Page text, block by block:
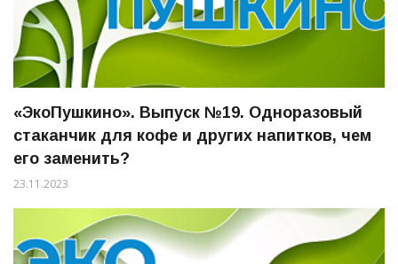
«ЭкоПушкино». Выпуск №19. Одноразовый
стаканчик для кофе и других напитков, чем
его заменить?
23.11.2023